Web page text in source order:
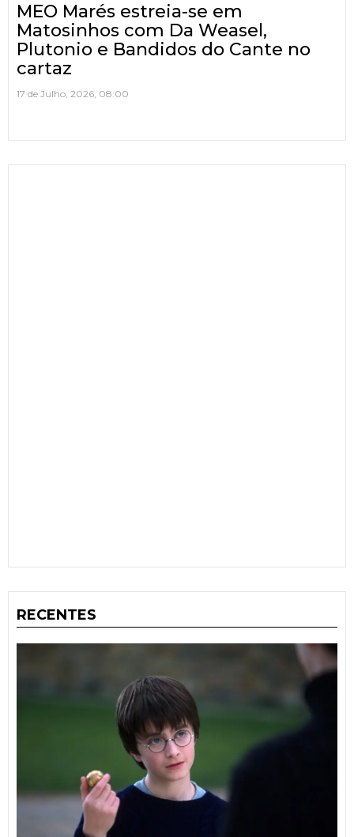
MEO Marés estreia-se em
Matosinhos com Da Weasel,
Plutonio e Bandidos do Cante no
cartaz
17 de Julho, 2026, 08:00
RECENTES